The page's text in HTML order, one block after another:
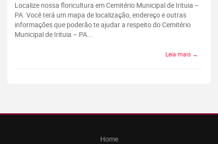
Localize nossa floricultura em Cemitério Municipal de Irituia –
PA. Você terá um mapa de localização, endereço e outras
informações que poderão te ajudar a respeito do Cemitério
Municipal de Irituia – PA...
Leia mais →
Home